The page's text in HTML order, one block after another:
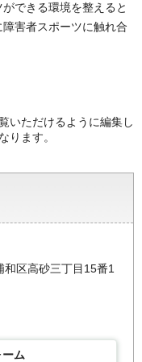
できる環境を整えると
害者スポーツに触れ合
いただけるように編集し
ります。
区高砂三丁目15番1
ム